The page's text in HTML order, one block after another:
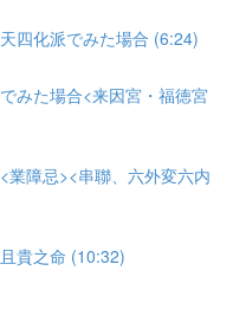
四化派でみた場合 (6:24)
みた場合<来因宮・福徳宮
障忌><串聯、六外変六内
貴之命 (10:32)